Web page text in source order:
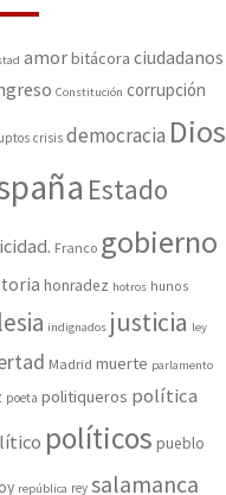
amorbitácora ciudadanos
Constitución corrupción
crisis democracia Dios
Estado
Franco gobierno
honradez hotros hunos
indignados justicia ley
Madrid muerte parlamento
poeta politiqueros política
políticos pueblo
república rey salamanca